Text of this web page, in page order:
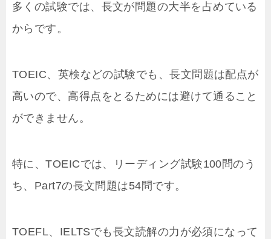
多くの試験では、長文が問題の大半を占めている
からです。
TOEIC、英検などの試験でも、長文問題は配点が
高いので、高得点をとるためには避けて通ること
ができません。
特に、TOEICでは、リーディング試験100問のう
ち、Part7の長文問題は54問です。
TOEFL、IELTSでも長文読解の力が必須になって